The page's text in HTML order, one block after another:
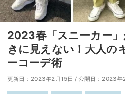
2023春「スニーカー
きに見えない！大人の
ーコーデ術
更新日：2023年2月15日 / 公開日：2023年